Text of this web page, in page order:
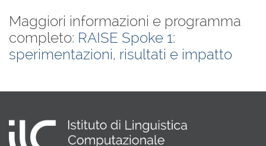
Maggiori informazioni e programma
completo: RAISE Spoke 1:
sperimentazioni, risultati e impatto